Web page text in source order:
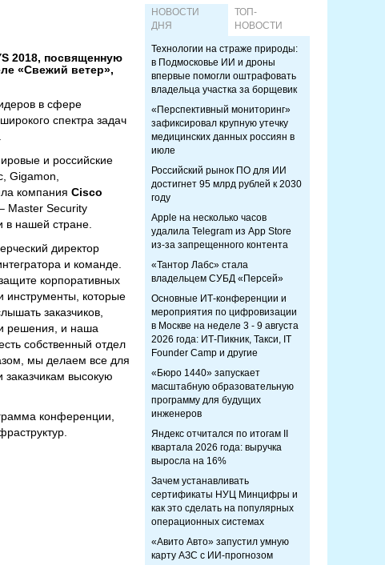
2018, посвященную
«Свежий ветер»,
в сфере
спектра задач
и российские
Gigamon,
компания Cisco
Master Security
в нашей стране.
директор
и команде.
корпоративных
инструменты, которые
заказчиков,
решения, и наша
собственный отдел
мы делаем все для
высокую
конференции,
НОВОСТИ
ДНЯ
ТОП-
НОВОСТИ
Технологии на страже природы:
в Подмосковье ИИ и дроны
впервые помогли оштрафовать
владельца участка за борщевик
«Перспективный мониторинг»
зафиксировал крупную утечку
медицинских данных россиян в
июле
Российский рынок ПО для ИИ
достигнет 95 млрд рублей к 2030
году
Apple на несколько часов
удалила Telegram из App Store
из-за запрещенного контента
«Тантор Лабс» стала
владельцем СУБД «Персей»
Основные ИТ-конференции и
мероприятия по цифровизации
в Москве на неделе 3 - 9 августа
2026 года: ИТ-Пикник, Такси, IT
Founder Camp и другие
«Бюро 1440» запускает
масштабную образовательную
программу для будущих
инженеров
Яндекс отчитался по итогам II
квартала 2026 года: выручка
выросла на 16%
Зачем устанавливать
сертификаты НУЦ Минцифры и
как это сделать на популярных
операционных системах
«Авито Авто» запустил умную
карту АЗС с ИИ-прогнозом